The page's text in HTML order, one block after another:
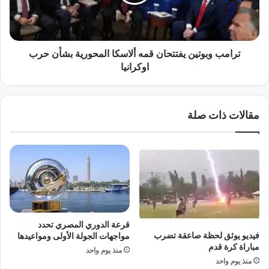
ق
ا
د
ن
و
ي
ا
و
س
ت
ص
ا
ب
و
ت
ت
ن
م
ه
أ
ل
س
ا
ترامب وبوتين يفتتحان قمه ألاسكا المحورية بشأن حرب
اوكرانيا
مقالات ذات صلة
فيديو يوثق لحظة صاعقة تضرب
مباراة كرة قدم
منذ يوم واحد
قرعة الدوري المصري تحدد
مواجهات الجولة الأولى ومواعيدها
منذ يوم واحد